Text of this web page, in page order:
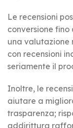
Le recensioni
conversione
una
con recensioni
seriamente il
Inoltre, le
aiutare a
trasparenza;
addirittura